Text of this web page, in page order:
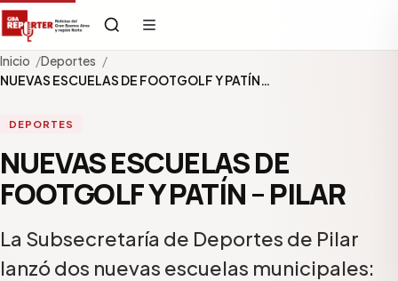
Inicio
Deportes
NUEVAS ESCUELAS DE FOOTGOLF Y PATÍN…
DEPORTES
NUEVAS ESCUELAS DE
FOOTGOLF Y PATÍN – PILAR
La Subsecretaría de Deportes de Pilar
lanzó dos nuevas escuelas municipales: